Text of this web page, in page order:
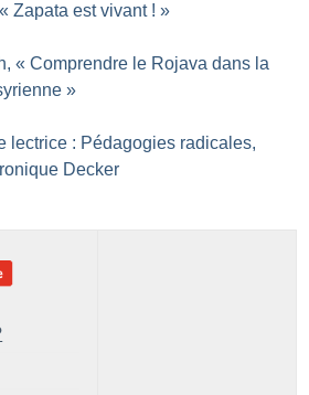
Zapata est vivant ! »
« Comprendre le Rojava dans la
»
lectrice : Pédagogies radicales,
Decker